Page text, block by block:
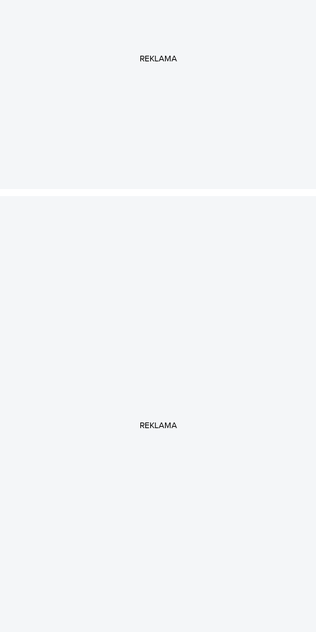
REKLAMA
REKLAMA